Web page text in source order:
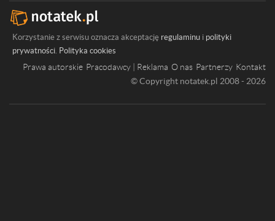
Korzystanie z serwisu oznacza akceptację regulaminu i polityki
prywatności. Polityka cookies
Prawa autorskie Pracodawcy | Reklama O nas Partnerzy Kontakt
© Copyright notatek.pl 2008 - 2026